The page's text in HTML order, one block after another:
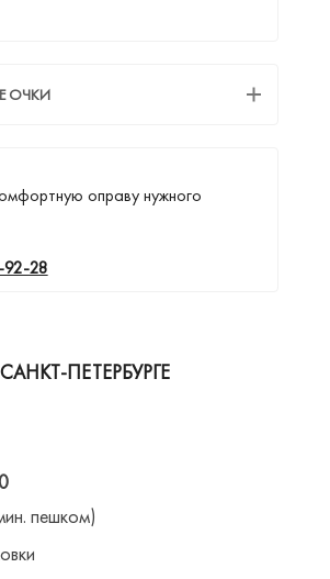
ОЧКИ
оправу нужного
92-28
ПЕТЕРБУРГЕ
пешком)